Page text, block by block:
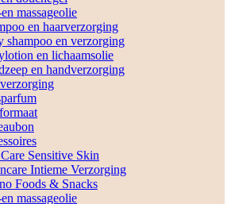
massageolie
en haarverzorging
shampoo en verzorging
en lichaamsolie
en handverzorging
Sensitive Skin
Intieme Verzorging
Foods & Snacks
massageolie